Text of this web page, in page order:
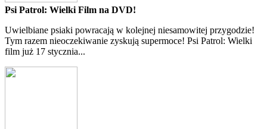
Psi Patrol: Wielki Film na DVD!
Uwielbiane psiaki powracają w kolejnej niesamowitej przygodzie!
Tym razem nieoczekiwanie zyskują supermoce! Psi Patrol: Wielki
film już 17 stycznia...